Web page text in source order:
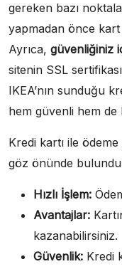
gereken bazı
yapmadan önce
Ayrıca, güvenliğiniz
sitenin SSL
IKEA’nın sunduğu
hem güvenli hem de
Kredi kartı ile
göz önünde
Hızlı İşlem:
Avantajlar:
kazanabilirsiniz.
Güvenlik: Kredi